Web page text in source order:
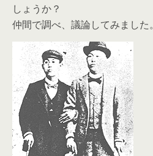
しょうか？
仲間で調べ、議論してみました。